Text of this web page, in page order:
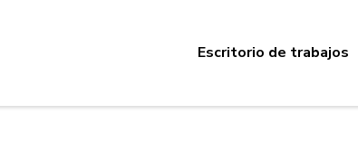
Escritorio de trabajos